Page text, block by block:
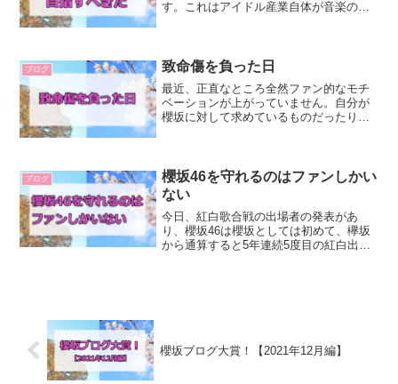
す。これはアイドル産業自体が音楽の主
の、バンド、K-POP...
ブログ 致命傷を負った日
最近、正直なところ全然ファン的なモチ
ベーションが上がっていません。自分が
櫻坂に対して求めているものだったり、
続いていることやファンの...
ブログ
櫻坂46を守れるのはファンしかい
ない
今日、紅白歌合戦の出場者の発表があ
り、櫻坂46は櫻坂としては初めて、欅坂
から通算すると5年連続5度目の紅白出場
櫻坂ブログ大賞！【2021年12月編】